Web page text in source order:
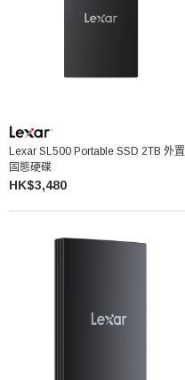
Lexar SL500 Portable SSD 2TB 外置
固態硬碟
HK$3,480